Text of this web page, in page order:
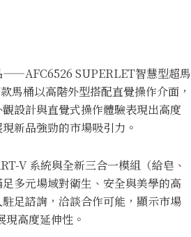
——AFC6526 SUPERLET智慧型超馬
馬桶以高階外型搭配直覺操作介面，
設計與直覺式操作體驗表現出高度
新品強勁的市場吸引力。
V 系統與全新三合一模組（給皂、
多元場域對衛生、安全與美學的高
足諮詢，洽談合作可能，顯示市場
高度延伸性。